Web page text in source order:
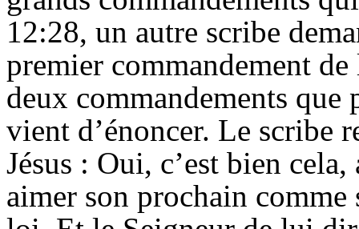
12:28, un autre scribe
premier commandement
deux commandements
vient d’énoncer. Le scribe
Jésus : Oui, c’est bien
aimer son prochain comme